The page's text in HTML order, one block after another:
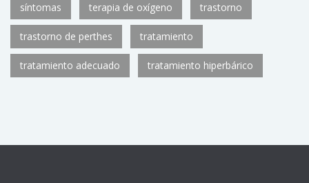
síntomas terapia de oxígeno trastorno
trastorno de perthes tratamiento
tratamiento adecuado tratamiento hiperbárico